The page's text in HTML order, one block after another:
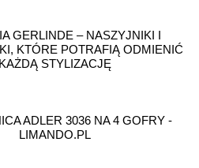
GERLINDE – NASZYJNIKI I
KTÓRE POTRAFIĄ ODMIENIĆ
KAŻDĄ STYLIZACJĘ
ADLER 3036 NA 4 GOFRY -
LIMANDO.PL